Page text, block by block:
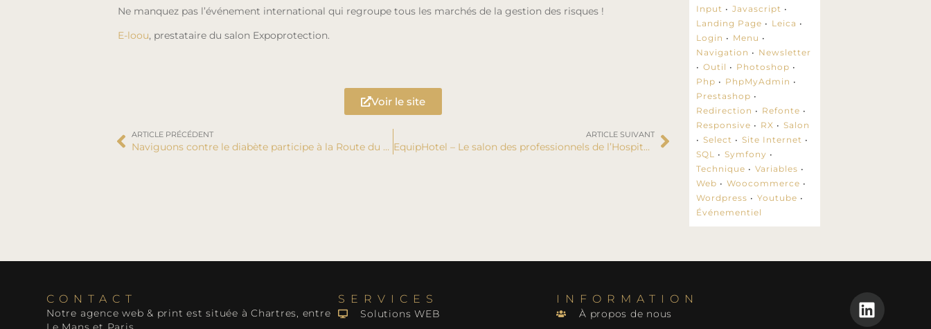
Ne manquez pas l’événement international qui regroupe tous les marchés de la gestion des risques !
E-loou, prestataire du salon Expoprotection.
Voir le site
ARTICLE PRÉCÉDENT
Naviguons contre le diabète participe à la Route du Rhum
ARTICLE SUIVANT
EquipHotel – Le salon des professionnels de l’Hospitality
Input
Javascript
Landing Page
Leica
Login
Menu
Navigation
Newsletter
Outil
Photoshop
Php
PhpMyAdmin
Prestashop
Redirection
Refonte
Responsive
RX
Salon
Select
Site Internet
SQL
Symfony
Technique
Variables
Web
Woocommerce
Wordpress
Youtube
Événementiel
CONTACT
Notre agence web & print est située à Chartres, entre
SERVICES
Solutions WEB
INFORMATION
À propos de nous